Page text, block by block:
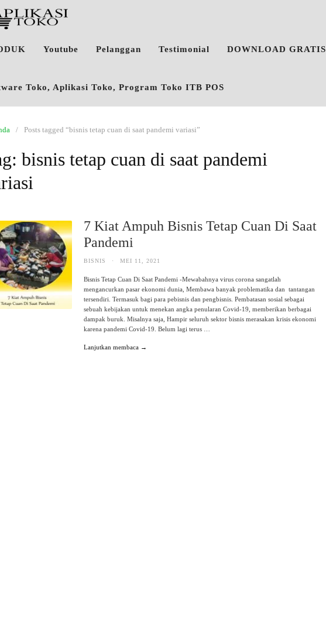
Youtube Pelanggan Testimonial DOWNLOAD GRATIS
Toko, Aplikasi Toko, Program Toko ITB POS
Posts tagged “bisnis tetap cuan di saat pandemi variasi”
bisnis tetap cuan di saat pandemi
7 Kiat Ampuh Bisnis Tetap Cuan Di Saat
Pandemi
BISNIS · MEI 11, 2021
Bisnis Tetap Cuan Di Saat Pandemi -Mewabahnya virus corona sangatlah
mengancurkan pasar ekonomi dunia, Membawa banyak problematika dan tantangan
tersendiri. Termasuk bagi para pebisnis dan pengbisnis. Pembatasan sosial sebagai
sebuah kebijakan untuk menekan angka penularan Covid-19, memberikan berbagai
dampak buruk. Misalnya saja, Hampir seluruh sektor bisnis merasakan krisis ekonomi
karena pandemi Covid-19. Belum lagi terus …
Lanjutkan membaca →